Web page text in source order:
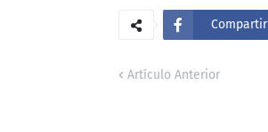
Compartir
Artículo Anterior